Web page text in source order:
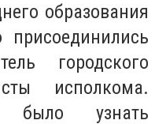
образования
городского
исполкома.
было узнать